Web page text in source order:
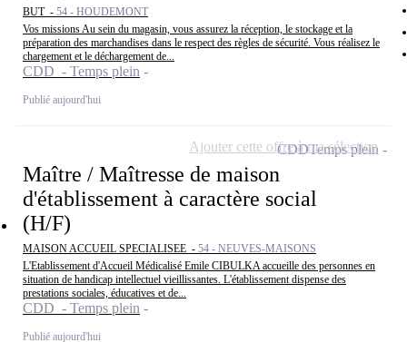
BUT - 54 - HOUDEMONT
Vos missions Au sein du magasin, vous assurez la réception, le stockage et la
préparation des marchandises dans le respect des règles de sécurité. Vous réalisez le
chargement et le déchargement de...
CDD - Temps plein
Publié aujourd'hui
Maître / Maîtresse de maison
d'établissement à caractère social
(H/F)
MAISON ACCUEIL SPECIALISEE - 54 - NEUVES-MAISONS
L'Etablissement d'Accueil Médicalisé Emile CIBULKA accueille des personnes en
situation de handicap intellectuel vieillissantes. L'établissement dispense des
prestations sociales, éducatives et de...
CDD - Temps plein
Publié aujourd'hui
CDDTemps plein
Ajouter cette offre à ma sélection